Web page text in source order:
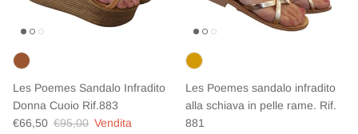
Les Poemes Sandalo Infradito
Donna Cuoio Rif.883
Prezzo di vendita
€66,50 Prezzo normale
€95,00 Vendita
Les Poemes sandalo infradito
alla schiava in pelle rame. Rif.
881